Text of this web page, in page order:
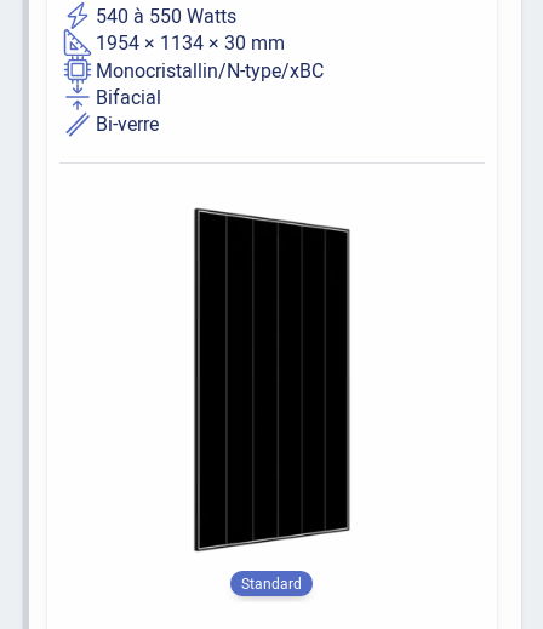
540 à 550 Watts
1954 × 1134 × 30 mm
Monocristallin/N-type/xBC
Bifacial
Bi-verre
Standard